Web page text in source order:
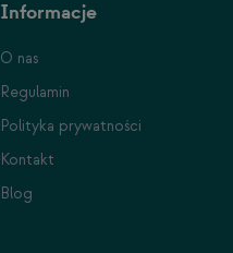
Informacje
O nas
Regulamin
Polityka prywatności
Kontakt
Blog